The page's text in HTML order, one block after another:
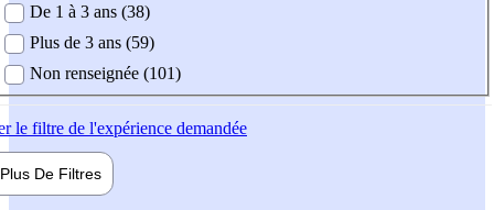
De 1 à 3 ans (38)
Plus de 3 ans (59)
Non renseignée (101)
le filtre de l'expérience demandée
Plus De Filtres